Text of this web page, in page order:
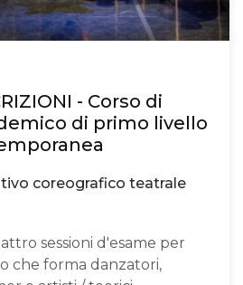
- Corso di
di primo livello
coreografico teatrale
sessioni d'esame per
che forma danzatori,